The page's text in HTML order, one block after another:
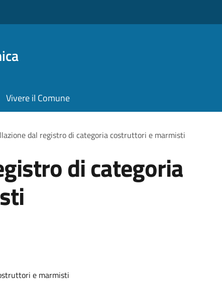
Vivere il Comune
dal registro di categoria costruttori e marmisti
di categoria
e marmisti